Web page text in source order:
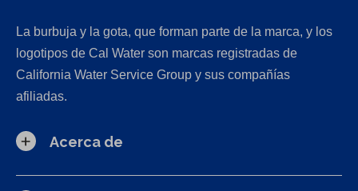
La burbuja y la gota, que forman parte de la marca, y los
logotipos de Cal Water son marcas registradas de
California Water Service Group y sus compañías
afiliadas.
Acerca de